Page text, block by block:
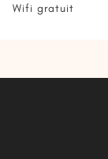
Wifi gratuit